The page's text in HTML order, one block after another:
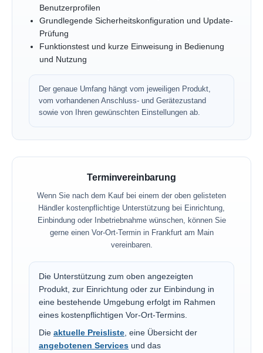
Benutzerprofilen
Grundlegende Sicherheitskonfiguration und Update-
Prüfung
Funktionstest und kurze Einweisung in Bedienung
und Nutzung
Der genaue Umfang hängt vom jeweiligen Produkt,
vom vorhandenen Anschluss- und Gerätezustand
sowie von Ihren gewünschten Einstellungen ab.
Terminvereinbarung
Wenn Sie nach dem Kauf bei einem der oben gelisteten
Händler kostenpflichtige Unterstützung bei Einrichtung,
Einbindung oder Inbetriebnahme wünschen, können Sie
gerne einen Vor-Ort-Termin in Frankfurt am Main
vereinbaren.
Die Unterstützung zum oben angezeigten
Produkt, zur Einrichtung oder zur Einbindung in
eine bestehende Umgebung erfolgt im Rahmen
eines kostenpflichtigen Vor-Ort-Termins.
Die aktuelle Preisliste , eine Übersicht der
angebotenen Services und das